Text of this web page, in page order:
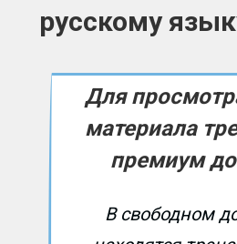
русскому
Для
материала
премиум
В свободном